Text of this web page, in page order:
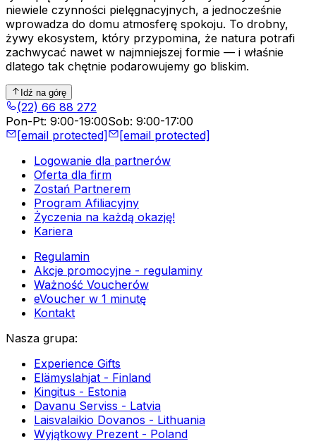
niewiele czynności pielęgnacyjnych, a jednocześnie
wprowadza do domu atmosferę spokoju. To drobny,
żywy ekosystem, który przypomina, że natura potrafi
zachwycać nawet w najmniejszej formie — i właśnie
dlatego tak chętnie podarowujemy go bliskim.
Idź na górę
(22) 66 88 272
Pon-Pt: 9:00-19:00Sob: 9:00-17:00
[email protected]
[email protected]
Logowanie dla partnerów
Oferta dla firm
Zostań Partnerem
Program Afiliacyjny
Życzenia na każdą okazję!
Kariera
Regulamin
Akcje promocyjne - regulaminy
Ważność Voucherów
eVoucher w 1 minutę
Kontakt
Nasza grupa:
Experience Gifts
Elämyslahjat - Finland
Kingitus - Estonia
Davanu Serviss - Latvia
Laisvalaikio Dovanos - Lithuania
Wyjątkowy Prezent - Poland